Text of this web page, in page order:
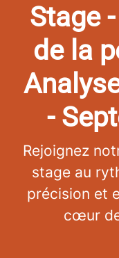
Stage
de la
-
Rejoignez
stage au
précision et
cœur